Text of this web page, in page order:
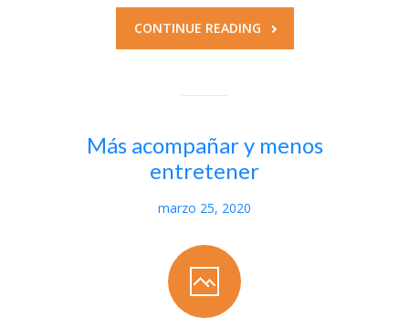
CONTINUE READING
Más acompañar y menos
entretener
marzo 25, 2020